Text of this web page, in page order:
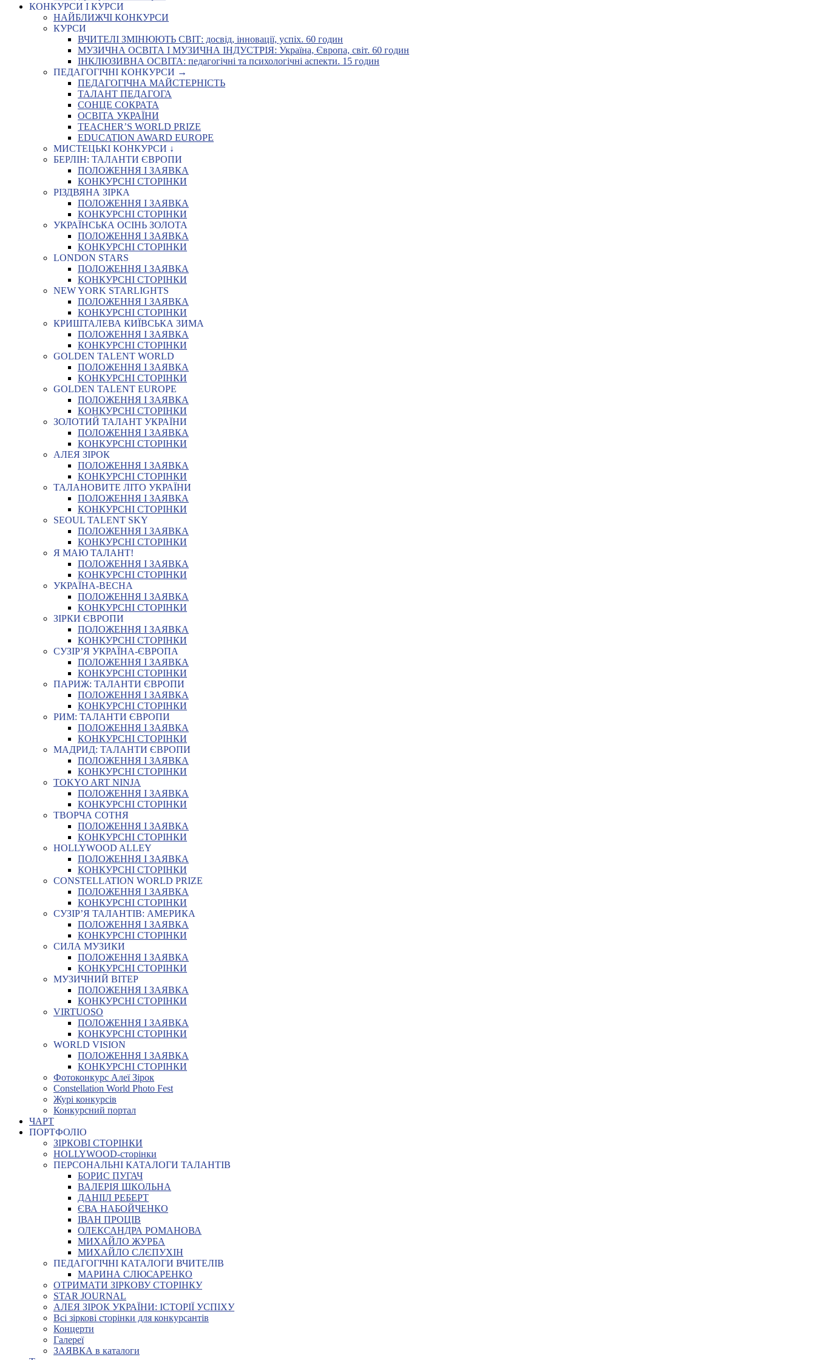
КОНКУРСИ І КУРСИ
НАЙБЛИЖЧІ КОНКУРСИ
КУРСИ
ВЧИТЕЛІ ЗМІНЮЮТЬ СВІТ: досвід, інновації, успіх. 60 годин
МУЗИЧНА ОСВІТА І МУЗИЧНА ІНДУСТРІЯ: Україна, Європа, світ. 60 годин
ІНКЛЮЗИВНА ОСВІТА: педагогічні та психологічні аспекти. 15 годин
ПЕДАГОГІЧНІ КОНКУРСИ →
ПЕДАГОГІЧНА МАЙСТЕРНІСТЬ
ТАЛАНТ ПЕДАГОГА
СОНЦЕ СОКРАТА
ОСВІТА УКРАЇНИ
TEACHER’S WORLD PRIZE
EDUCATION AWARD EUROPE
МИСТЕЦЬКІ КОНКУРСИ ↓
БЕРЛІН: ТАЛАНТИ ЄВРОПИ
ПОЛОЖЕННЯ І ЗАЯВКА
КОНКУРСНІ СТОРІНКИ
РІЗДВЯНА ЗІРКА
ПОЛОЖЕННЯ І ЗАЯВКА
КОНКУРСНІ СТОРІНКИ
УКРАЇНСЬКА ОСІНЬ ЗОЛОТА
ПОЛОЖЕННЯ І ЗАЯВКА
КОНКУРСНІ СТОРІНКИ
LONDON STARS
ПОЛОЖЕННЯ І ЗАЯВКА
КОНКУРСНІ СТОРІНКИ
NEW YORK STARLIGHTS
ПОЛОЖЕННЯ І ЗАЯВКА
КОНКУРСНІ СТОРІНКИ
КРИШТАЛЕВА КИЇВСЬКА ЗИМА
ПОЛОЖЕННЯ І ЗАЯВКА
КОНКУРСНІ СТОРІНКИ
GOLDEN TALENT WORLD
ПОЛОЖЕННЯ І ЗАЯВКА
КОНКУРСНІ СТОРІНКИ
GOLDEN TALENT EUROPE
ПОЛОЖЕННЯ І ЗАЯВКА
КОНКУРСНІ СТОРІНКИ
ЗОЛОТИЙ ТАЛАНТ УКРАЇНИ
ПОЛОЖЕННЯ І ЗАЯВКА
КОНКУРСНІ СТОРІНКИ
АЛЕЯ ЗІРОК
ПОЛОЖЕННЯ І ЗАЯВКА
КОНКУРСНІ СТОРІНКИ
ТАЛАНОВИТЕ ЛІТО УКРАЇНИ
ПОЛОЖЕННЯ І ЗАЯВКА
КОНКУРСНІ СТОРІНКИ
SEOUL TALENT SKY
ПОЛОЖЕННЯ І ЗАЯВКА
КОНКУРСНІ СТОРІНКИ
Я МАЮ ТАЛАНТ!
ПОЛОЖЕННЯ І ЗАЯВКА
КОНКУРСНІ СТОРІНКИ
УКРАЇНА-ВЕСНА
ПОЛОЖЕННЯ І ЗАЯВКА
КОНКУРСНІ СТОРІНКИ
ЗІРКИ ЄВРОПИ
ПОЛОЖЕННЯ І ЗАЯВКА
КОНКУРСНІ СТОРІНКИ
СУЗІР’Я УКРАЇНА-ЄВРОПА
ПОЛОЖЕННЯ І ЗАЯВКА
КОНКУРСНІ СТОРІНКИ
ПАРИЖ: ТАЛАНТИ ЄВРОПИ
ПОЛОЖЕННЯ І ЗАЯВКА
КОНКУРСНІ СТОРІНКИ
РИМ: ТАЛАНТИ ЄВРОПИ
ПОЛОЖЕННЯ І ЗАЯВКА
КОНКУРСНІ СТОРІНКИ
МАДРИД: ТАЛАНТИ ЄВРОПИ
ПОЛОЖЕННЯ І ЗАЯВКА
КОНКУРСНІ СТОРІНКИ
TOKYO ART NINJA
ПОЛОЖЕННЯ І ЗАЯВКА
КОНКУРСНІ СТОРІНКИ
ТВОРЧА СОТНЯ
ПОЛОЖЕННЯ І ЗАЯВКА
КОНКУРСНІ СТОРІНКИ
HOLLYWOOD ALLEY
ПОЛОЖЕННЯ І ЗАЯВКА
КОНКУРСНІ СТОРІНКИ
CONSTELLATION WORLD PRIZE
ПОЛОЖЕННЯ І ЗАЯВКА
КОНКУРСНІ СТОРІНКИ
СУЗІР’Я ТАЛАНТІВ: АМЕРИКА
ПОЛОЖЕННЯ І ЗАЯВКА
КОНКУРСНІ СТОРІНКИ
СИЛА МУЗИКИ
ПОЛОЖЕННЯ І ЗАЯВКА
КОНКУРСНІ СТОРІНКИ
МУЗИЧНИЙ ВІТЕР
ПОЛОЖЕННЯ І ЗАЯВКА
КОНКУРСНІ СТОРІНКИ
VIRTUOSO
ПОЛОЖЕННЯ І ЗАЯВКА
КОНКУРСНІ СТОРІНКИ
WORLD VISION
ПОЛОЖЕННЯ І ЗАЯВКА
КОНКУРСНІ СТОРІНКИ
Фотоконкурс Алеї Зірок
Constellation World Photo Fest
Журі конкурсів
Конкурсний портал
ЧАРТ
ПОРТФОЛІО
ЗІРКОВІ СТОРІНКИ
HOLLYWOOD-сторінки
ПЕРСОНАЛЬНІ КАТАЛОГИ ТАЛАНТІВ
БОРИС ПУГАЧ
ВАЛЕРІЯ ШКОЛЬНА
ДАНІІЛ РЕБЕРТ
ЄВА НАБОЙЧЕНКО
ІВАН ПРОЦІВ
ОЛЕКСАНДРА РОМАНОВА
МИХАЙЛО ЖУРБА
МИХАЙЛО СЛЄПУХІН
ПЕДАГОГІЧНІ КАТАЛОГИ ВЧИТЕЛІВ
МАРИНА СЛЮСАРЕНКО
ОТРИМАТИ ЗІРКОВУ СТОРІНКУ
STAR JOURNAL
АЛЕЯ ЗІРОК УКРАЇНИ: ІСТОРІЇ УСПІХУ
Всі зіркові сторінки для конкурсантів
Концерти
Галереї
ЗАЯВКА в каталоги